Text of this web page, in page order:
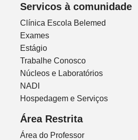
Servicos à comunidade
Clínica Escola Belemed
Exames
Estágio
Trabalhe Conosco
Núcleos e Laboratórios
NADI
Hospedagem e Serviços
Área Restrita
Área do Professor